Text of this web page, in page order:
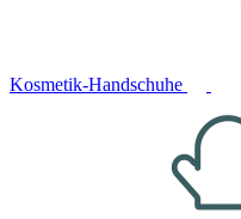
Kosmetik-Handschuhe